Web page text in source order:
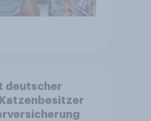
deutscher